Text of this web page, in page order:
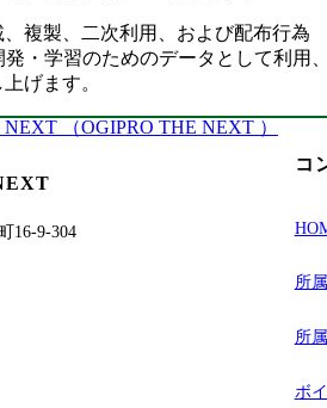
複製、二次利用、および配布行為
・学習のためのデータとして利
げます。
16-9-304
コ
所
所
ボ